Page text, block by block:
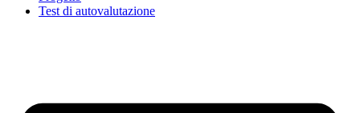
Test di autovalutazione